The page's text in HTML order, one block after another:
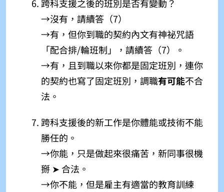
跨科支援之後的班別是否有變動？
→沒有，請續答（7）
→有，但你到職的契約內文有神祕咒語
「配合排/輪班制」，請續答（7）。
→有，且到職以來你都是固定班別，連你
的契約也寫了固定班別，調職有可能不合
法。
跨科支援後的新工作是你體能或技術不能
勝任的。
→你能，只是做起來很痛苦，新同事很機
掰 ➤ 合法。
→你不能，但是雇主有適當的教育訓練